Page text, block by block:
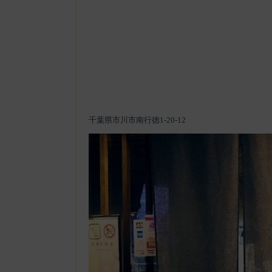
千葉県市川市南行徳1-20-12